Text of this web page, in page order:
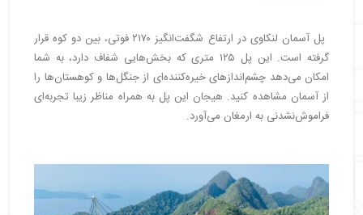
پل آسمان لنکاوی در ارتفاع شگفت‌انگیز ۲۱۷۰ فوتی، بین دو کوه قرار
گرفته است. این پل ۱۲۵ متری که بخش‌هایی شفاف دارد، به شما
امکان می‌دهد چشم‌اندازهای خیره‌کننده‌ای از جنگل‌ها و کوهستان‌ها را
از آسمان مشاهده کنید. هیجان این پل به همراه مناظر زیبا تجربه‌ای
فراموش‌نشدنی به ارمغان می‌آورد.